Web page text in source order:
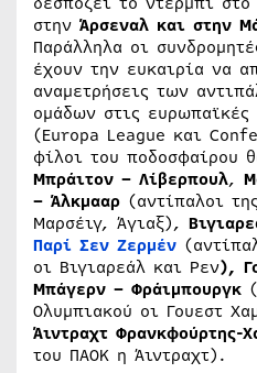
στην Άρσεναλ και στην
Παράλληλα οι
έχουν την ευκαιρία να
αναμετρήσεις των
ομάδων στις ευρωπαϊκές
(Europa League και
φίλοι του ποδοσφαίρου
Μπράιτον – Λίβερπουλ,
– Άλκμααρ (αντίπαλοι
Μαρσέιγ, Άγιαξ),
Παρί Σεν Ζερμέν
οι Βιγιαρεάλ και Ρεν),
Μπάγερν – Φράιμπουργκ
Ολυμπιακού οι Γουεστ
Άιντραχτ Φρανκφούρτης-
του ΠΑΟΚ η Άιντραχτ).